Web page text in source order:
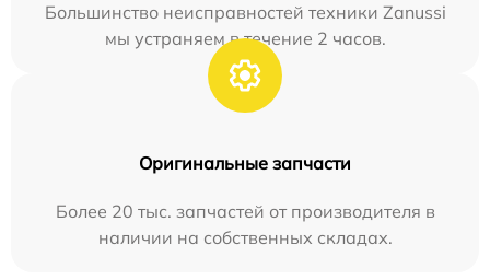
Большинство неисправностей техники Zanussi
мы устраняем в течение 2 часов.
Оригинальные запчасти
Более 20 тыс. запчастей от производителя в
наличии на собственных складах.